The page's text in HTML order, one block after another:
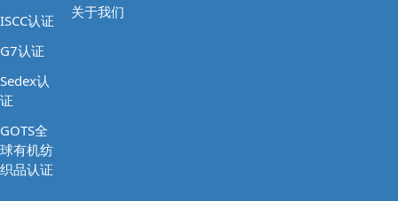
ISCC认证
G7认证
Sedex认
证
GOTS全
球有机纺
织品认证
关于我们